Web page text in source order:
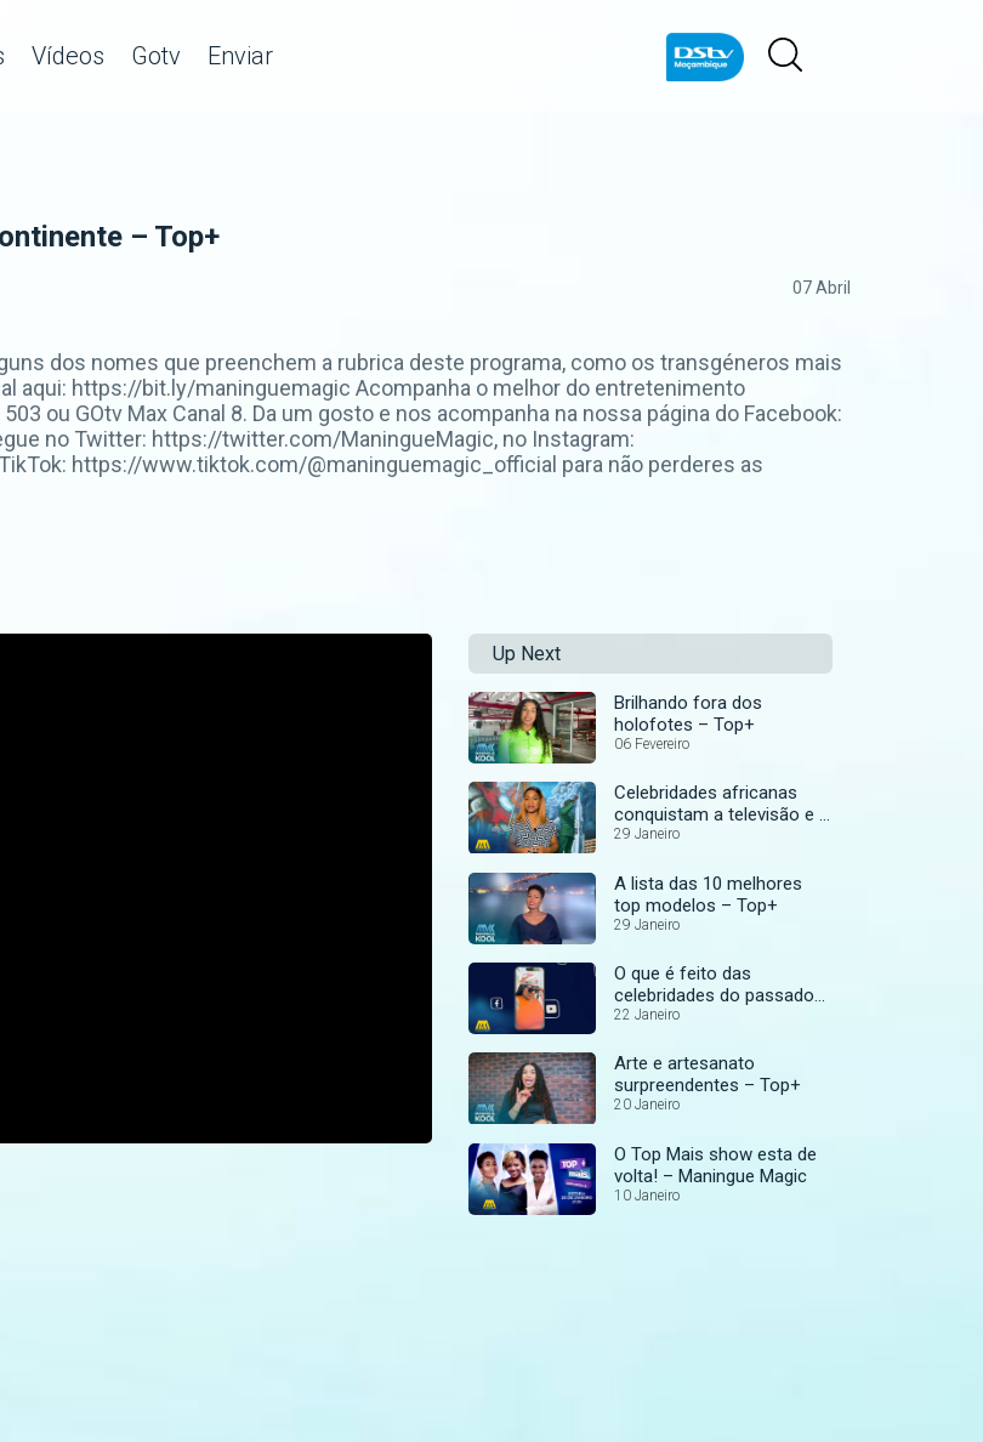
Vídeos Gotv Enviar
– Top+
07 Abril
dos nomes que preenchem a rubrica deste programa, como os transgéneros mais
aqui: https://bit.ly/maninguemagic Acompanha o melhor do entretenimento
ou GOtv Max Canal 8. Da um gosto e nos acompanha na nossa página do Facebook:
no Twitter: https://twitter.com/ManingueMagic, no Instagram:
https://www.tiktok.com/@maninguemagic_official para não perderes as
Up Next
Brilhando fora dos
holofotes – Top+
06 Fevereiro
Celebridades africanas
conquistam a televisão e o
cinema – Top+
29 Janeiro
A lista das 10 melhores
top modelos – Top+
29 Janeiro
O que é feito das
celebridades do passado?
– Top+
22 Janeiro
Arte e artesanato
surpreendentes – Top+
20 Janeiro
O Top Mais show esta de
volta! – Maningue Magic
10 Janeiro